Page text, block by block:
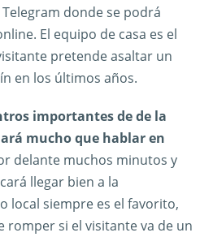
donde se podrá
El equipo de casa es el
pretende asaltar un
en los últimos años.
importantes de de la
mucho que hablar en
delante muchos minutos y
llegar bien a la
local siempre es el favorito,
romper si el visitante va de un